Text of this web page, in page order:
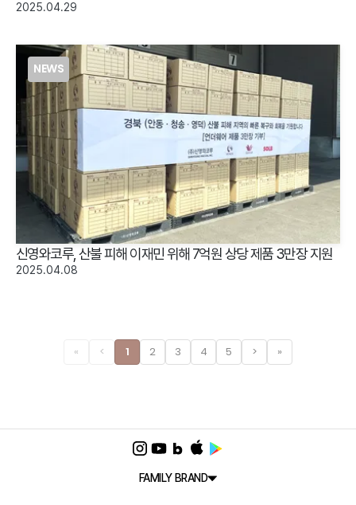
2025.04.29
NEWS
신영와코루, 산불 피해 이재민 위해 7억원 상당 제품 3만장 지원
2025.04.08
« < 1 2 3 4 5 > »
FAMILY BRAND